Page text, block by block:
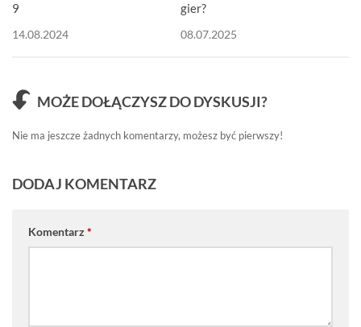
9
14.08.2024
gier?
08.07.2025
MOŻE DOŁĄCZYSZ DO DYSKUSJI?
Nie ma jeszcze żadnych komentarzy, możesz być pierwszy!
DODAJ KOMENTARZ
Komentarz *